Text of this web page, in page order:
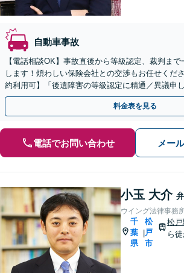
自動車事故
【電話相談OK】事故直後から等級認定、裁判まで
します！煩わしい保険会社との交渉もお任せくだ
約利用可】「後遺障害の等級認定に精通／異議申
に関するアドバイスも！【休日・夜間面談可】
料金表を見る
電話でお問い合わせ メー
小玉 大介
ウイング法律事務
千
葉
県
|
松
戸
市
松戸
ら